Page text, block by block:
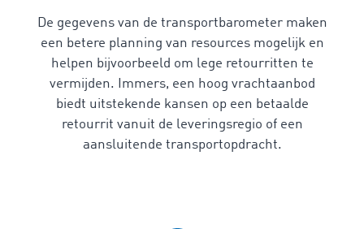
De gegevens van de transportbarometer maken
een betere planning van resources mogelijk en
helpen bijvoorbeeld om lege retourritten te
vermijden. Immers, een hoog vrachtaanbod
biedt uitstekende kansen op een betaalde
retourrit vanuit de leveringsregio of een
aansluitende transportopdracht.